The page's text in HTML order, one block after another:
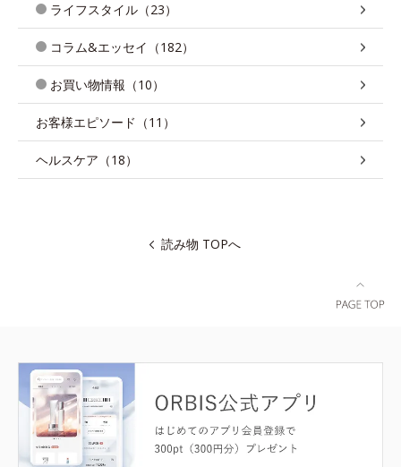
ライフスタイル（23）
コラム&エッセイ（182）
お買い物情報（10）
お客様エピソード（11）
ヘルスケア（18）
読み物 TOPへ